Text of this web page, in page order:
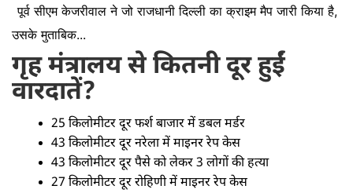
पूर्व सीएम केजरीवाल ने जो राजधानी दिल्ली का क्राइम मैप जारी किया है,
उसके मुताबिक...
गृह मंत्रालय से कितनी दूर हुईं
वारदातें?
25 किलोमीटर दूर फर्श बाजार में डबल मर्डर
43 किलोमीटर दूर नरेला में माइनर रेप केस
43 किलोमीटर दूर पैसे को लेकर 3 लोगों की हत्या
27 किलोमीटर दूर रोहिणी में माइनर रेप केस